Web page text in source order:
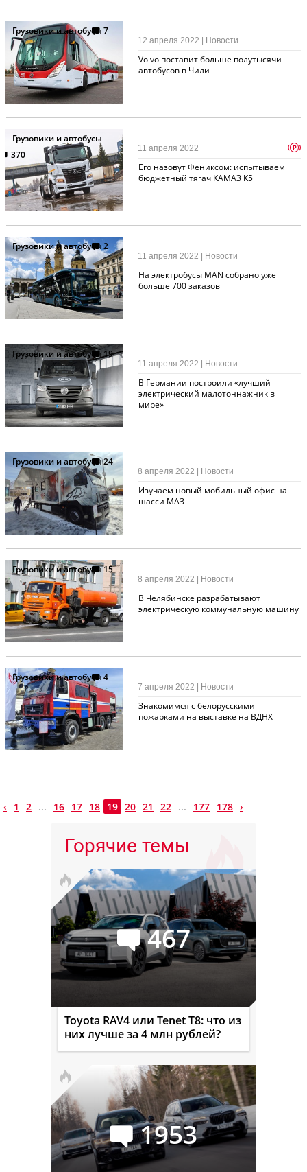
Грузовики и автобусы7
Volvo поставит больше полутысячи
автобусов в Чили
12 апреля 2022 | Новости
Грузовики и автобусы
370
Его назовут Фениксом: испытываем
бюджетный тягач КАМАЗ К5
11 апреля 2022 p
Грузовики и автобусы2
На электробусы MAN собрано уже
больше 700 заказов
11 апреля 2022 | Новости
Грузовики и автобусы19
В Германии построили «лучший
электрический малотоннажник в
мире»
11 апреля 2022 | Новости
Грузовики и автобусы24
Изучаем новый мобильный офис на
шасси МАЗ
8 апреля 2022 | Новости
Грузовики и автобусы15
В Челябинске разрабатывают
электрическую коммунальную машину
8 апреля 2022 | Новости
Грузовики и автобусы4
Знакомимся с белорусскими
пожарками на выставке на ВДНХ
7 апреля 2022 | Новости
‹ 1 2 ... 16 17 18 19 20 21 22 ... 177 178 ›
Горячие темы
467
Toyota RAV4 или Tenet T8: что из
них лучше за 4 млн рублей?
1953